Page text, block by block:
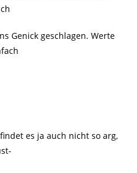
Genick geschlagen. Werte
es ja auch nicht so arg,